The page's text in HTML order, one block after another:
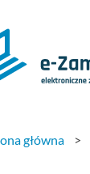
główna >